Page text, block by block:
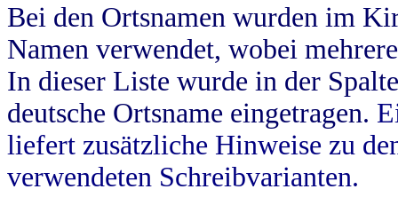
Bei den Ortsnamen wurden im
Namen verwendet, wobei
In dieser Liste wurde in der
deutsche Ortsname eingetragen.
liefert zusätzliche Hinweise zu
verwendeten Schreibvarianten.